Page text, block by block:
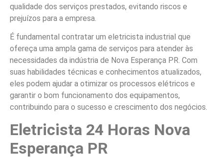
qualidade dos serviços prestados, evitando riscos e
prejuízos para a empresa.
É fundamental contratar um eletricista industrial que
ofereça uma ampla gama de serviços para atender às
necessidades da indústria de Nova Esperança PR. Com
suas habilidades técnicas e conhecimentos atualizados,
eles podem ajudar a otimizar os processos elétricos e
garantir o bom funcionamento dos equipamentos,
contribuindo para o sucesso e crescimento dos negócios.
Eletricista 24 Horas Nova
Esperança PR